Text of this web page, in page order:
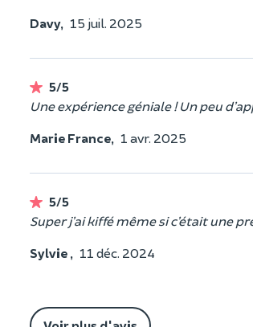
Davy, 15 juil. 2025
5/5
Une expérience géniale ! Un peu
Marie France, 1 avr. 2025
5/5
Super j’ai kiffé même si c’était une
Sylvie , 11 déc. 2024